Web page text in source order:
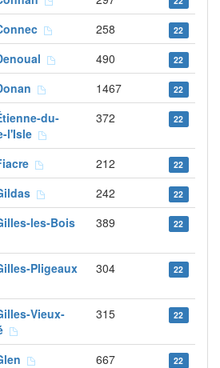
258 22
490 22
1467 22
du-
l'Isle
372 22
212 22
242 22
les-Bois 389 22
Pligeaux 304 22
Vieux-
315 22
667 22